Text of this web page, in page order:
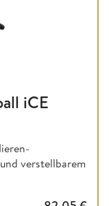
iCE
verstellbarem